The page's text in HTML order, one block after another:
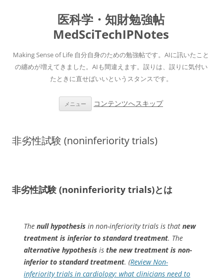
医科学・知財勉強帖
MedSciTechIPNotes
Making Sense of Life 自分自身のための勉強帖です。AIに訊いたこと
の纏めが増えてきました。AIも間違えます。誤りは、誤りに気付い
たときに直せばいいというスタンスです。
メニュー コンテンツへスキップ
非劣性試験 (noninferiority trials)
非劣性試験 (noninferiority trials)とは
The null hypothesis in non-inferiority trials is that new
treatment is inferior to standard treatment. The
alternative hypothesis is the new treatment is non-
inferior to standard treatment. (Review Non-
inferiority trials in cardiology: what clinicians need to